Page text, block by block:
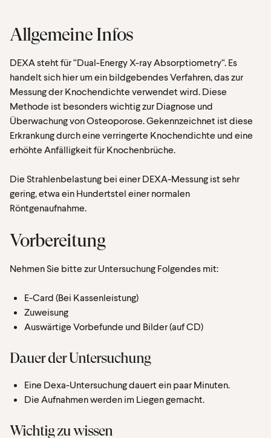
Allgemeine Infos
DEXA steht für “Dual-Energy X-ray Absorptiometry“. Es
handelt sich hier um ein bildgebendes Verfahren, das zur
Messung der Knochendichte verwendet wird. Diese
Methode ist besonders wichtig zur Diagnose und
Überwachung von Osteoporose. Gekennzeichnet ist diese
Erkrankung durch eine verringerte Knochendichte und eine
erhöhte Anfälligkeit für Knochenbrüche.
Die Strahlenbelastung bei einer DEXA-Messung ist sehr
gering, etwa ein Hundertstel einer normalen
Röntgenaufnahme.
Vorbereitung
Nehmen Sie bitte zur Untersuchung Folgendes mit:
E-Card (Bei Kassenleistung)
Zuweisung
Auswärtige Vorbefunde und Bilder (auf CD)
Dauer der Untersuchung
Eine Dexa-Untersuchung dauert ein paar Minuten.
Die Aufnahmen werden im Liegen gemacht.
Wichtig zu wissen